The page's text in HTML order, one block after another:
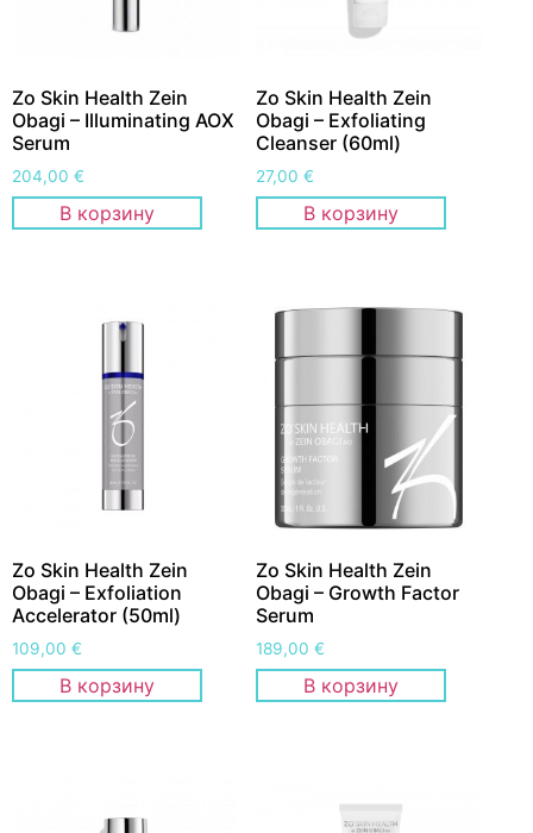
Zo Skin Health Zein
Obagi – Illuminating AOX
Serum
204,00 €
В корзину
Zo Skin Health Zein
Obagi – Exfoliating
Cleanser (60ml)
27,00€
В корзину
Zo Skin Health Zein
Obagi – Exfoliation
Accelerator (50ml)
109,00 €
В корзину
Zo Skin Health Zein
Obagi – Growth Factor
Serum
189,00€
В корзину